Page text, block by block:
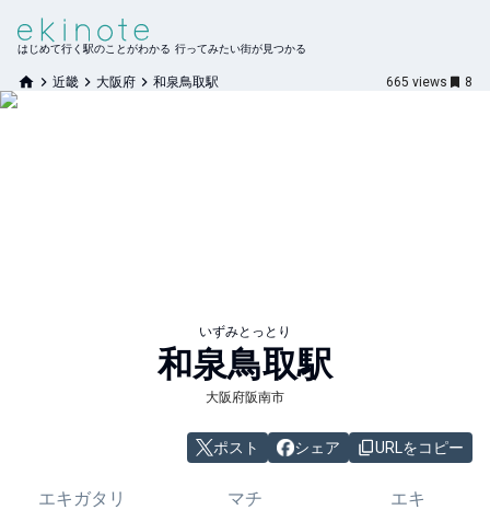
はじめて行く駅のことがわかる 行ってみたい街が見つかる
近畿 大阪府 和泉鳥取駅 665 views 8
いずみとっとり
和泉鳥取駅
大阪府阪南市
ポスト シェア URLをコピー
エキガタリ マチ エキ